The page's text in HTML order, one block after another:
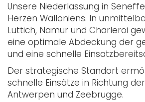
Unsere Niederlassung in
Herzen Walloniens. In
Lüttich, Namur und Charleroi
eine optimale Abdeckung der
und eine schnelle
Der strategische Standort
schnelle Einsätze in Richtung
Antwerpen und Zeebrugge.